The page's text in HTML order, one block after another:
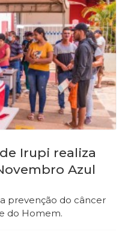
Irupi realiza
Azul
prevenção do câncer
do Homem.